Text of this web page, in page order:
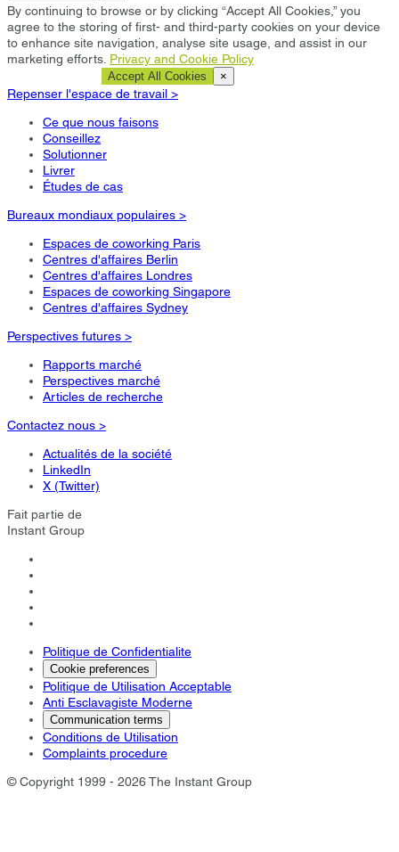
By continuing to browse or by clicking “Accept All Cookies,” you
agree to the storing of first- and third-party cookies on your device
to enhance site navigation, analyse site usage, and assist in our
marketing efforts. Privacy and Cookie Policy
Accept All Cookies ×
Repenser l'espace de travail >
Ce que nous faisons
Conseillez
Solutionner
Livrer
Études de cas
Bureaux mondiaux populaires >
Espaces de coworking Paris
Centres d'affaires Berlin
Centres d'affaires Londres
Espaces de coworking Singapore
Centres d'affaires Sydney
Perspectives futures >
Rapports marché
Perspectives marché
Articles de recherche
Contactez nous >
Actualités de la société
LinkedIn
X (Twitter)
Fait partie de
Instant Group
Politique de Confidentialite
Cookie preferences
Politique de Utilisation Acceptable
Anti Esclavagiste Moderne
Communication terms
Conditions de Utilisation
Complaints procedure
© Copyright 1999 - 2026 The Instant Group